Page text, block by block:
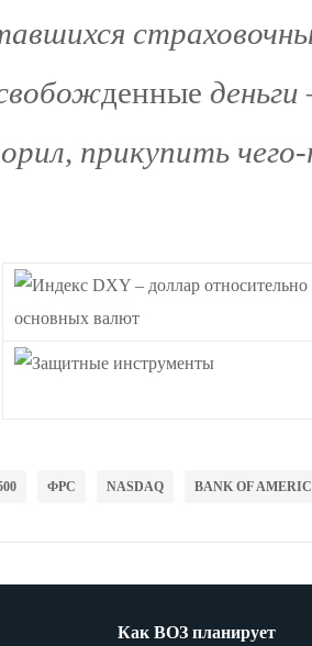
денные
прикупить
ФРС NASDAQ BANK OF
Как ВОЗ планирует